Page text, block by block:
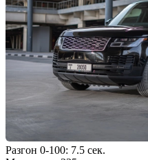
Разгон 0-100: 7.5 сек.